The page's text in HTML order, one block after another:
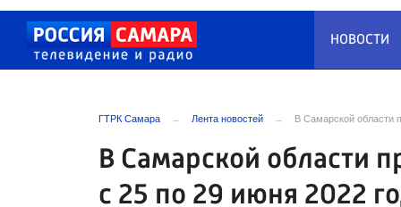
НОВОСТИ
ГТРК Самара Лента новостей В Самарской области
В Самарской области
с 25 по 29 июня 2022